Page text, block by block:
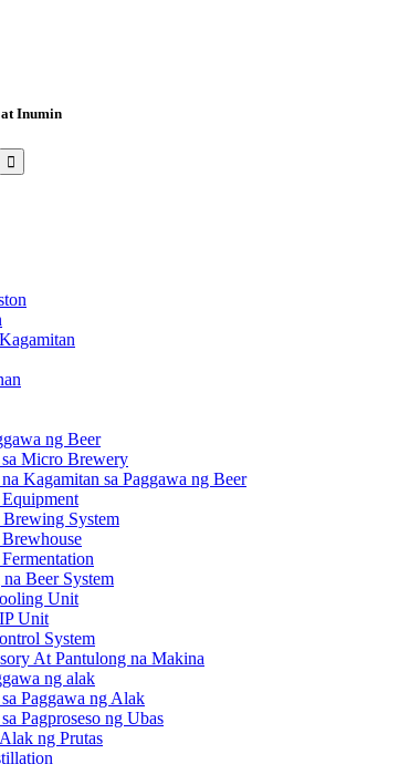
at Inumin
ng Beer
Micro Brewery
Kagamitan sa Paggawa ng Beer
System
Beer System
Unit
Unit
System
At Pantulong na Makina
ng alak
Paggawa ng Alak
Pagproseso ng Ubas
ng Prutas